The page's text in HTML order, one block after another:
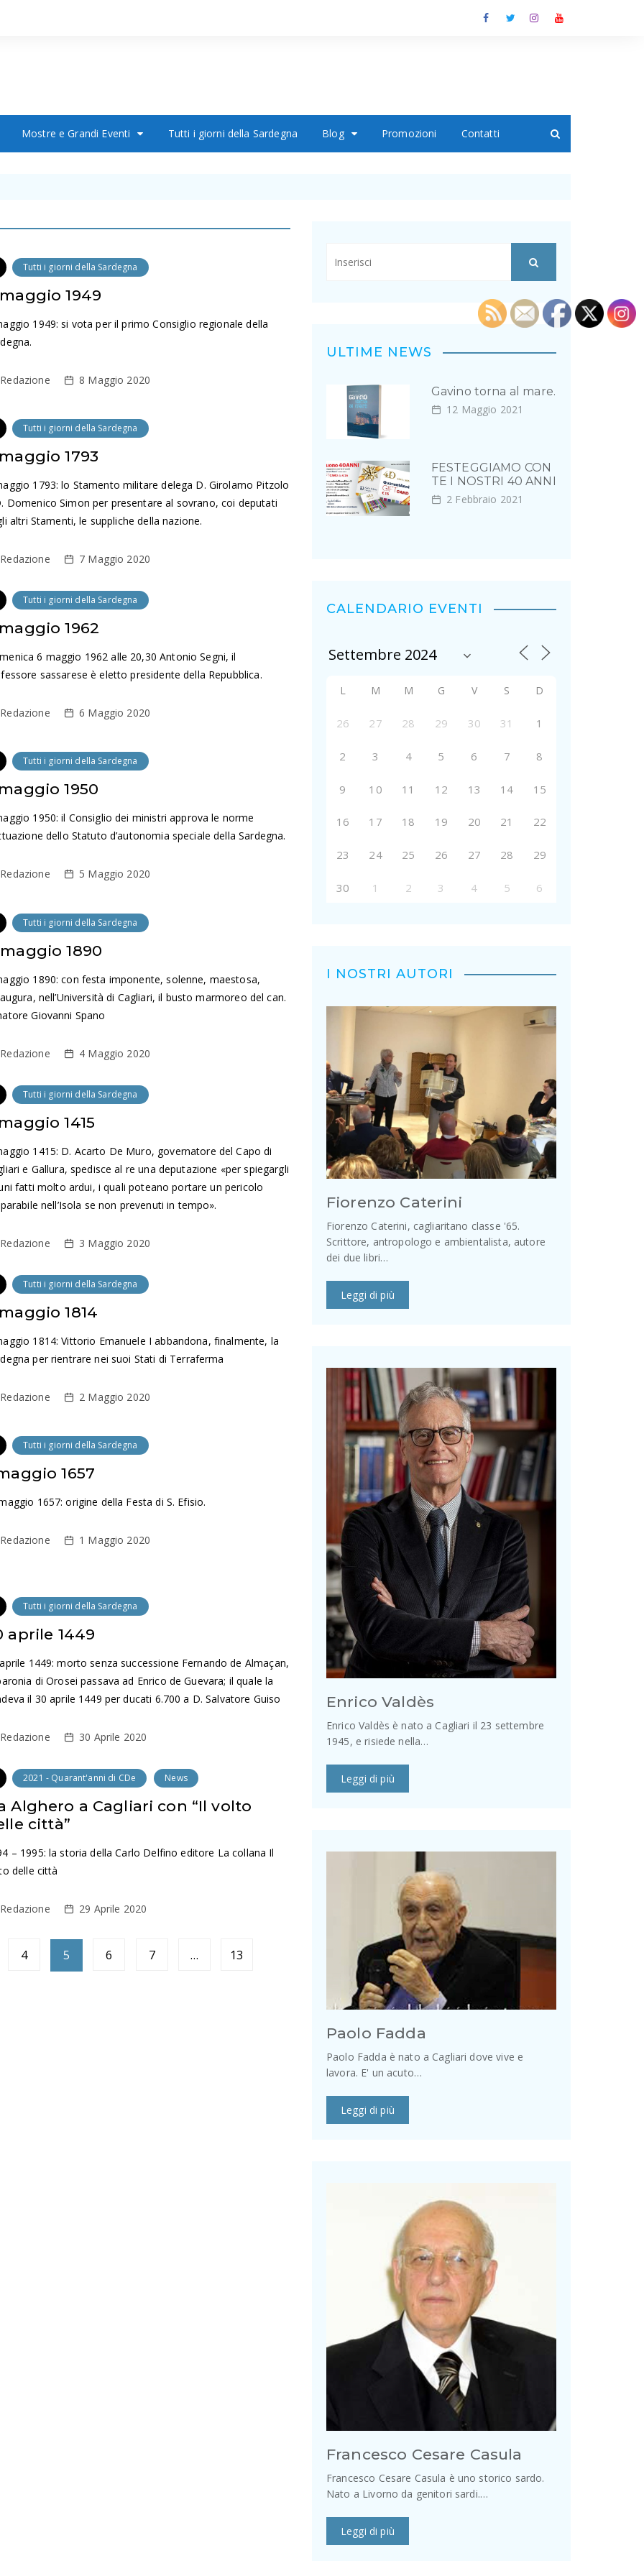
Mostre e Grandi Eventi Tutti i giorni della Sardegna Blog Promozioni Contatti
Tutti i giorni della Sardegna
1949
1949: si vota per il primo Consiglio regionale della
Redazione 8 Maggio 2020
Tutti i giorni della Sardegna
1793
1793: lo Stamento militare delega D. Girolamo Pitzolo
Domenico Simon per presentare al sovrano, coi deputati
altri Stamenti, le suppliche della nazione.
Redazione 7 Maggio 2020
Tutti i giorni della Sardegna
1962
6 maggio 1962 alle 20,30 Antonio Segni, il
sassarese è eletto presidente della Repubblica.
Redazione 6 Maggio 2020
Tutti i giorni della Sardegna
1950
1950: il Consiglio dei ministri approva le norme
dello Statuto d’autonomia speciale della Sardegna.
Redazione 5 Maggio 2020
Tutti i giorni della Sardegna
1890
1890: con festa imponente, solenne, maestosa,
nell’Università di Cagliari, il busto marmoreo del can.
Giovanni Spano
Redazione 4 Maggio 2020
Tutti i giorni della Sardegna
1415
1415: D. Acarto De Muro, governatore del Capo di
e Gallura, spedisce al re una deputazione «per spiegargli
fatti molto ardui, i quali poteano portare un pericolo
nell’Isola se non prevenuti in tempo».
Redazione 3 Maggio 2020
Tutti i giorni della Sardegna
1814
1814: Vittorio Emanuele I abbandona, finalmente, la
per rientrare nei suoi Stati di Terraferma
Redazione 2 Maggio 2020
Tutti i giorni della Sardegna
1657
1657: origine della Festa di S. Efisio.
Redazione 1 Maggio 2020
Tutti i giorni della Sardegna
aprile 1449
1449: morto senza successione Fernando de Almaçan,
di Orosei passava ad Enrico de Guevara; il quale la
il 30 aprile 1449 per ducati 6.700 a D. Salvatore Guiso
Redazione 30 Aprile 2020
2021 - Quarant'anni di CDe News
Alghero a Cagliari con “Il volto
città”
– 1995: la storia della Carlo Delfino editore La collana Il
delle città
Redazione 29 Aprile 2020
4 5 6 7 … 13
ULTIME NEWS
Gavino torna al mare.
12 Maggio 2021
FESTEGGIAMO CON
TE I NOSTRI 40 ANNI
2 Febbraio 2021
CALENDARIO EVENTI
L M M G V S D
26 27 28 29 30 31 1
2 3 4 5 6 7 8
9 10 11 12 13 14 15
16 17 18 19 20 21 22
23 24 25 26 27 28 29
30 1 2 3 4 5 6
I NOSTRI AUTORI
Fiorenzo Caterini
Fiorenzo Caterini, cagliaritano classe '65.
Scrittore, antropologo e ambientalista, autore
dei due libri…
Leggi di più
Enrico Valdès
Enrico Valdès è nato a Cagliari il 23 settembre
1945, e risiede nella…
Leggi di più
Paolo Fadda
Paolo Fadda è nato a Cagliari dove vive e
lavora. E' un acuto…
Leggi di più
Francesco Cesare Casula
Francesco Cesare Casula è uno storico sardo.
Nato a Livorno da genitori sardi.…
Leggi di più